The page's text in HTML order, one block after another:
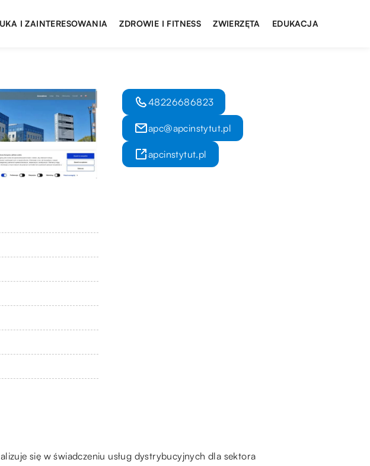
I ZAINTERESOWANIA ZDROWIE I FITNESS ZWIERZĘTA EDUKACJA
48226686823
apc@apcinstytut.pl
apcinstytut.pl
się w świadczeniu usług dystrybucyjnych dla sektora